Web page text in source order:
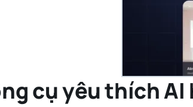
cụ yêu thích